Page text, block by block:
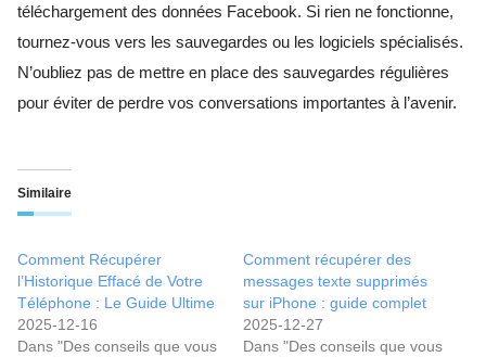
téléchargement des données Facebook. Si rien ne fonctionne,
tournez-vous vers les sauvegardes ou les logiciels spécialisés.
N’oubliez pas de mettre en place des sauvegardes régulières
pour éviter de perdre vos conversations importantes à l’avenir.
Similaire
Comment Récupérer
l’Historique Effacé de Votre
Téléphone : Le Guide Ultime
2025-12-16
Dans "Des conseils que vous
Comment récupérer des
messages texte supprimés
sur iPhone : guide complet
2025-12-27
Dans "Des conseils que vous